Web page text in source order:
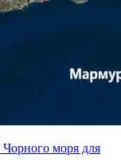
моря для